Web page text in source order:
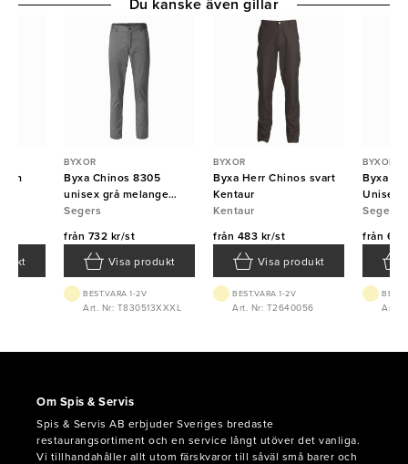
BYXOR
Byxa Chinos 8305
unisex grå melange
Segers
Segers
från 732 kr/st
Visa produkt
BEST.VARA 1-2V
Art. Nr: T830513XXXL
BYXOR
Byxa Herr Chinos svart
Kentaur
Kentaur
från 483 kr/st
Visa produkt
BEST.VARA 1-2V
Art. Nr: T2640056
BYXOR
Byxa
Unisex
Segers
från
Art.
Du kanske även gillar
Om Spis & Servis
Spis & Servis AB erbjuder Sveriges bredaste
restaurangsortiment och en service långt utöver det vanliga.
Vi tillhandahåller allt utom färskvaror till såväl små barer och